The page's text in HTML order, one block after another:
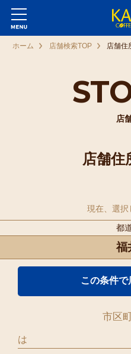
店
ホーム 店舗検索TOP 店舗住
店舗住
現在、選択
都
福
市区
は